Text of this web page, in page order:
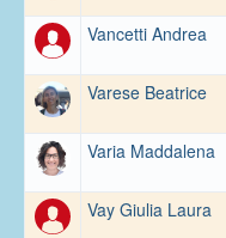
Vancetti Andrea
Varese Beatrice
Varia Maddalena
Vay Giulia Laura